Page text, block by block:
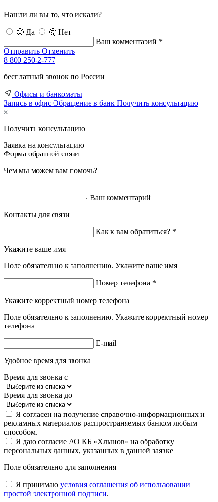
Нашли ли вы то, что искали?
🙂 Да
🤔 Нет
Ваш комментарий *
Отправить Отменить
8 800 250-2-777
бесплатный звонок по России
Офисы и банкоматы
Запись в офис Обращение в банк Получить консультацию
Получить консультацию
Заявка на консультацию
Форма обратной связи
Чем мы можем вам помочь?
Ваш комментарий
Контакты для связи
Как к вам обратиться? *
Укажите ваше имя
Поле обязательно к заполнению. Укажите ваше имя
Номер телефона *
Укажите корректный номер телефона
Поле обязательно к заполнению. Укажите корректный номер
телефона
E-mail
Удобное время для звонка
Время для звонка с
Время для звонка до
Я согласен на получение справочно-информационных и
рекламных материалов распространяемых банком любым
способом.
Я даю согласие АО КБ «Хлынов» на обработку
персональных данных, указанных в данной заявке
Поле обязательно для заполнения
Я принимаю условия соглашения об использовании
простой электронной подписи.